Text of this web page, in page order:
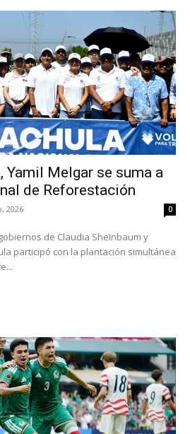
Yamil Melgar se suma a
de Reforestación
2026 0
de Claudia Sheinbaum y
participó con la plantación simultánea